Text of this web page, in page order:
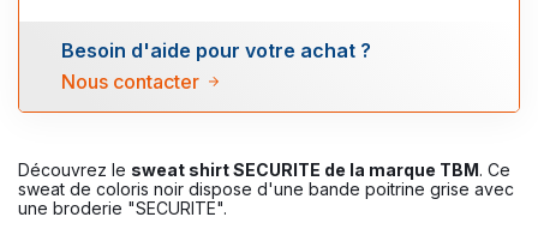
Découvrez le sweat shirt SECURITE de la marque TBM. Ce
sweat de coloris noir dispose d'une bande poitrine grise avec
une broderie "SECURITE".
Besoin d'aide pour votre achat ?
Nous contacter